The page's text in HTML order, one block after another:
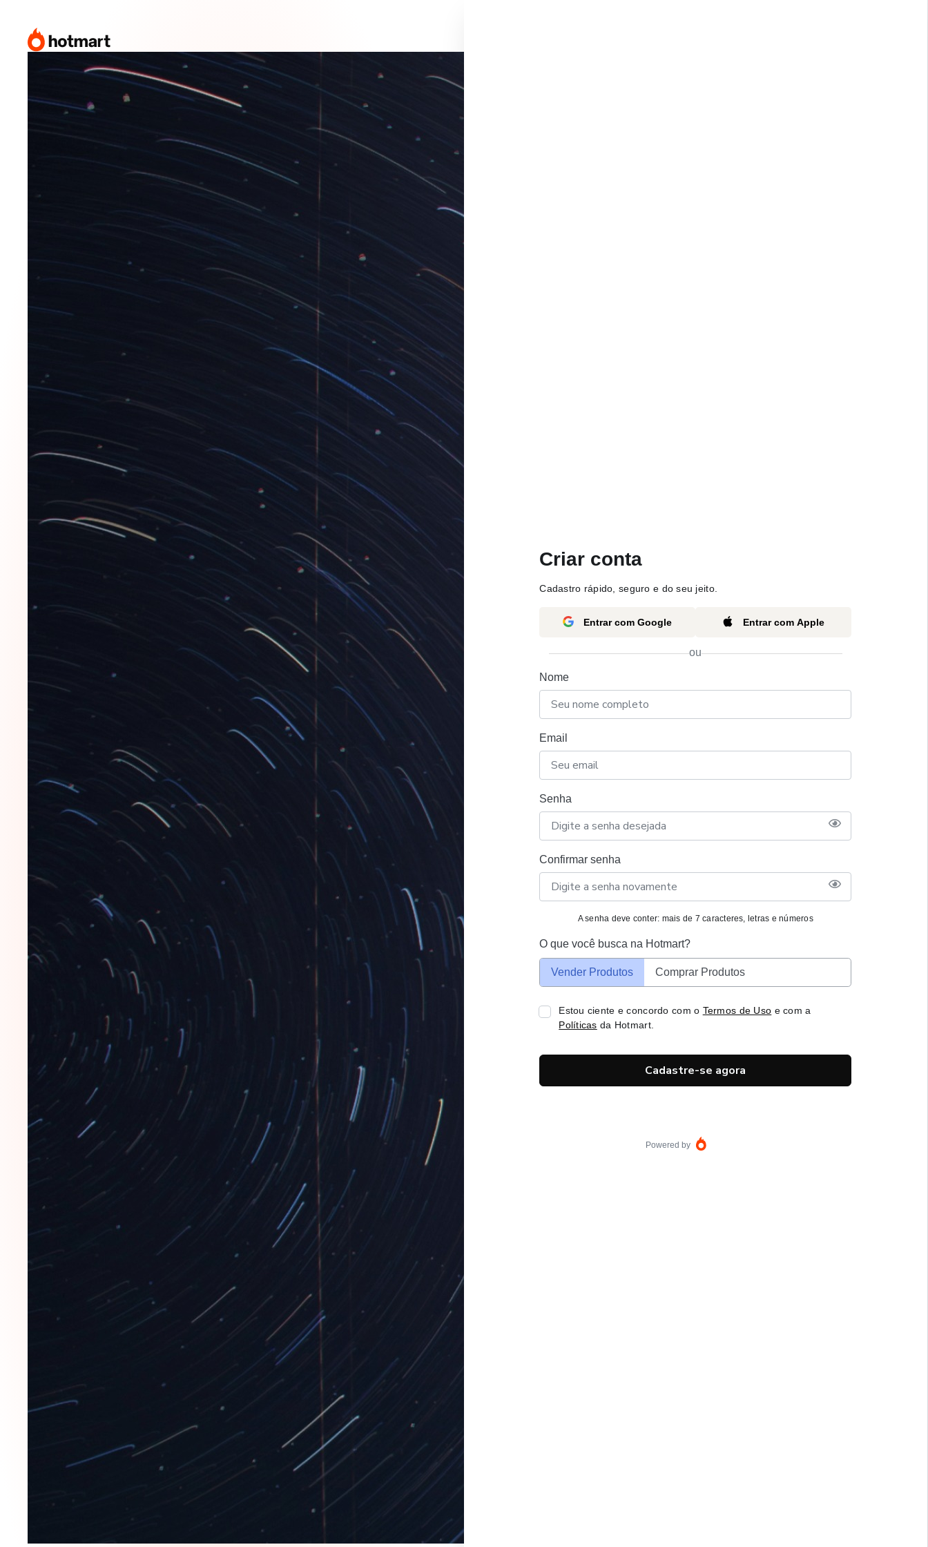
Criar conta
Cadastro rápido, seguro e do seu jeito.
Entrar com Google Entrar com Apple
ou
Nome
Email
Senha
Confirmar senha
A senha deve conter: mais de 7 caracteres, letras e números
O que você busca na Hotmart?
Vender Produtos Comprar Produtos
Estou ciente e concordo com o Termos de Uso e com a
Políticas da Hotmart.
Cadastre-se agora
Powered by